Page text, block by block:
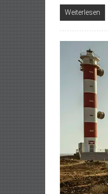
Weiterlesen